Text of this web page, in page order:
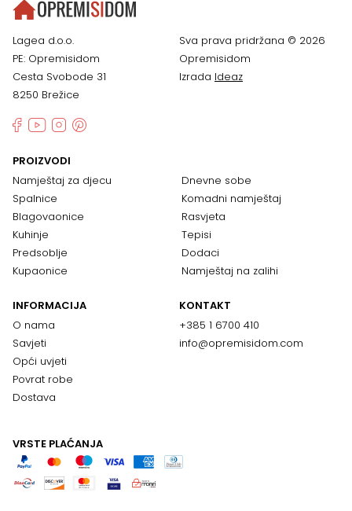
Lagea d.o.o.
PE: Opremisidom
Cesta Svobode 31
8250 Brežice
Sva prava pridržana © 2026
Opremisidom
Izrada Ideaz
PROIZVODI
Namještaj za djecu
Spalnice
Blagovaonice
Kuhinje
Predsoblje
Kupaonice
Dnevne sobe
Komadni namještaj
Rasvjeta
Tepisi
Dodaci
Namještaj na zalihi
INFORMACIJA
O nama
Savjeti
Opći uvjeti
Povrat robe
Dostava
KONTAKT
+385 1 6700 410
info@opremisidom.com
VRSTE PLAĆANJA